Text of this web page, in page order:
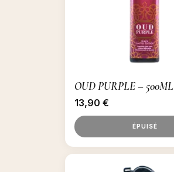
OUD PURPLE – 500ML
13,90 €
ÉPUISÉ